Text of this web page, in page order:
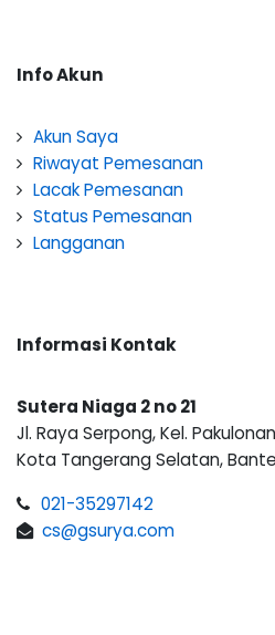
Info Akun
Akun Saya
Riwayat Pemesanan
Lacak Pemesanan
Status Pemesanan
Langganan
Informasi Kontak
Sutera Niaga 2 no 21
Jl. Raya Serpong, Kel.
Kota Tangerang Selatan,
021-35297142
cs@gsurya.com